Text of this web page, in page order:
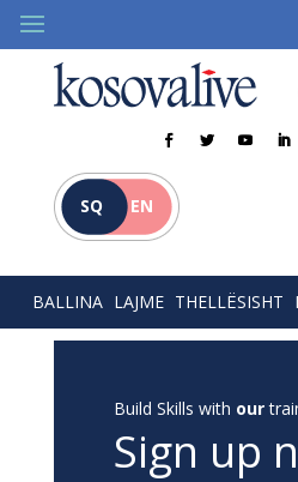
SQ EN
BALLINA LAJME THELLËSISHT
Build Skills with our
Sign up